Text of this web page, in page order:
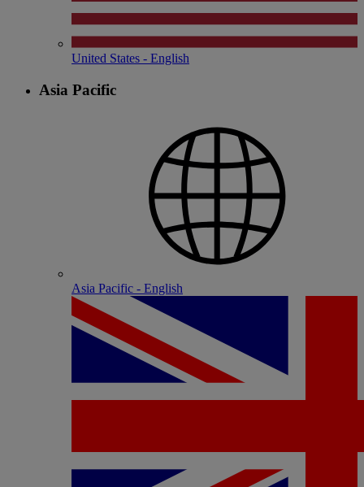
United States - English
Asia Pacific
Asia Pacific - English